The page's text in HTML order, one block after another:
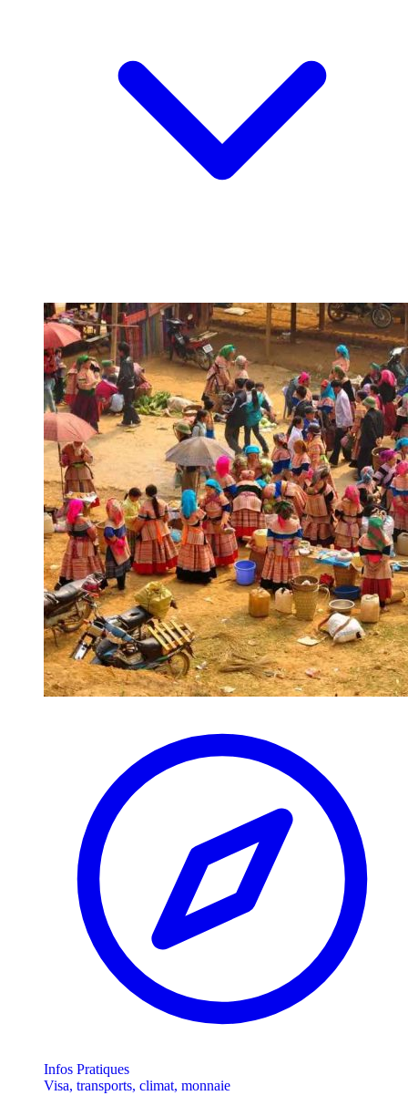
Infos Pratiques
Visa, transports, climat, monnaie